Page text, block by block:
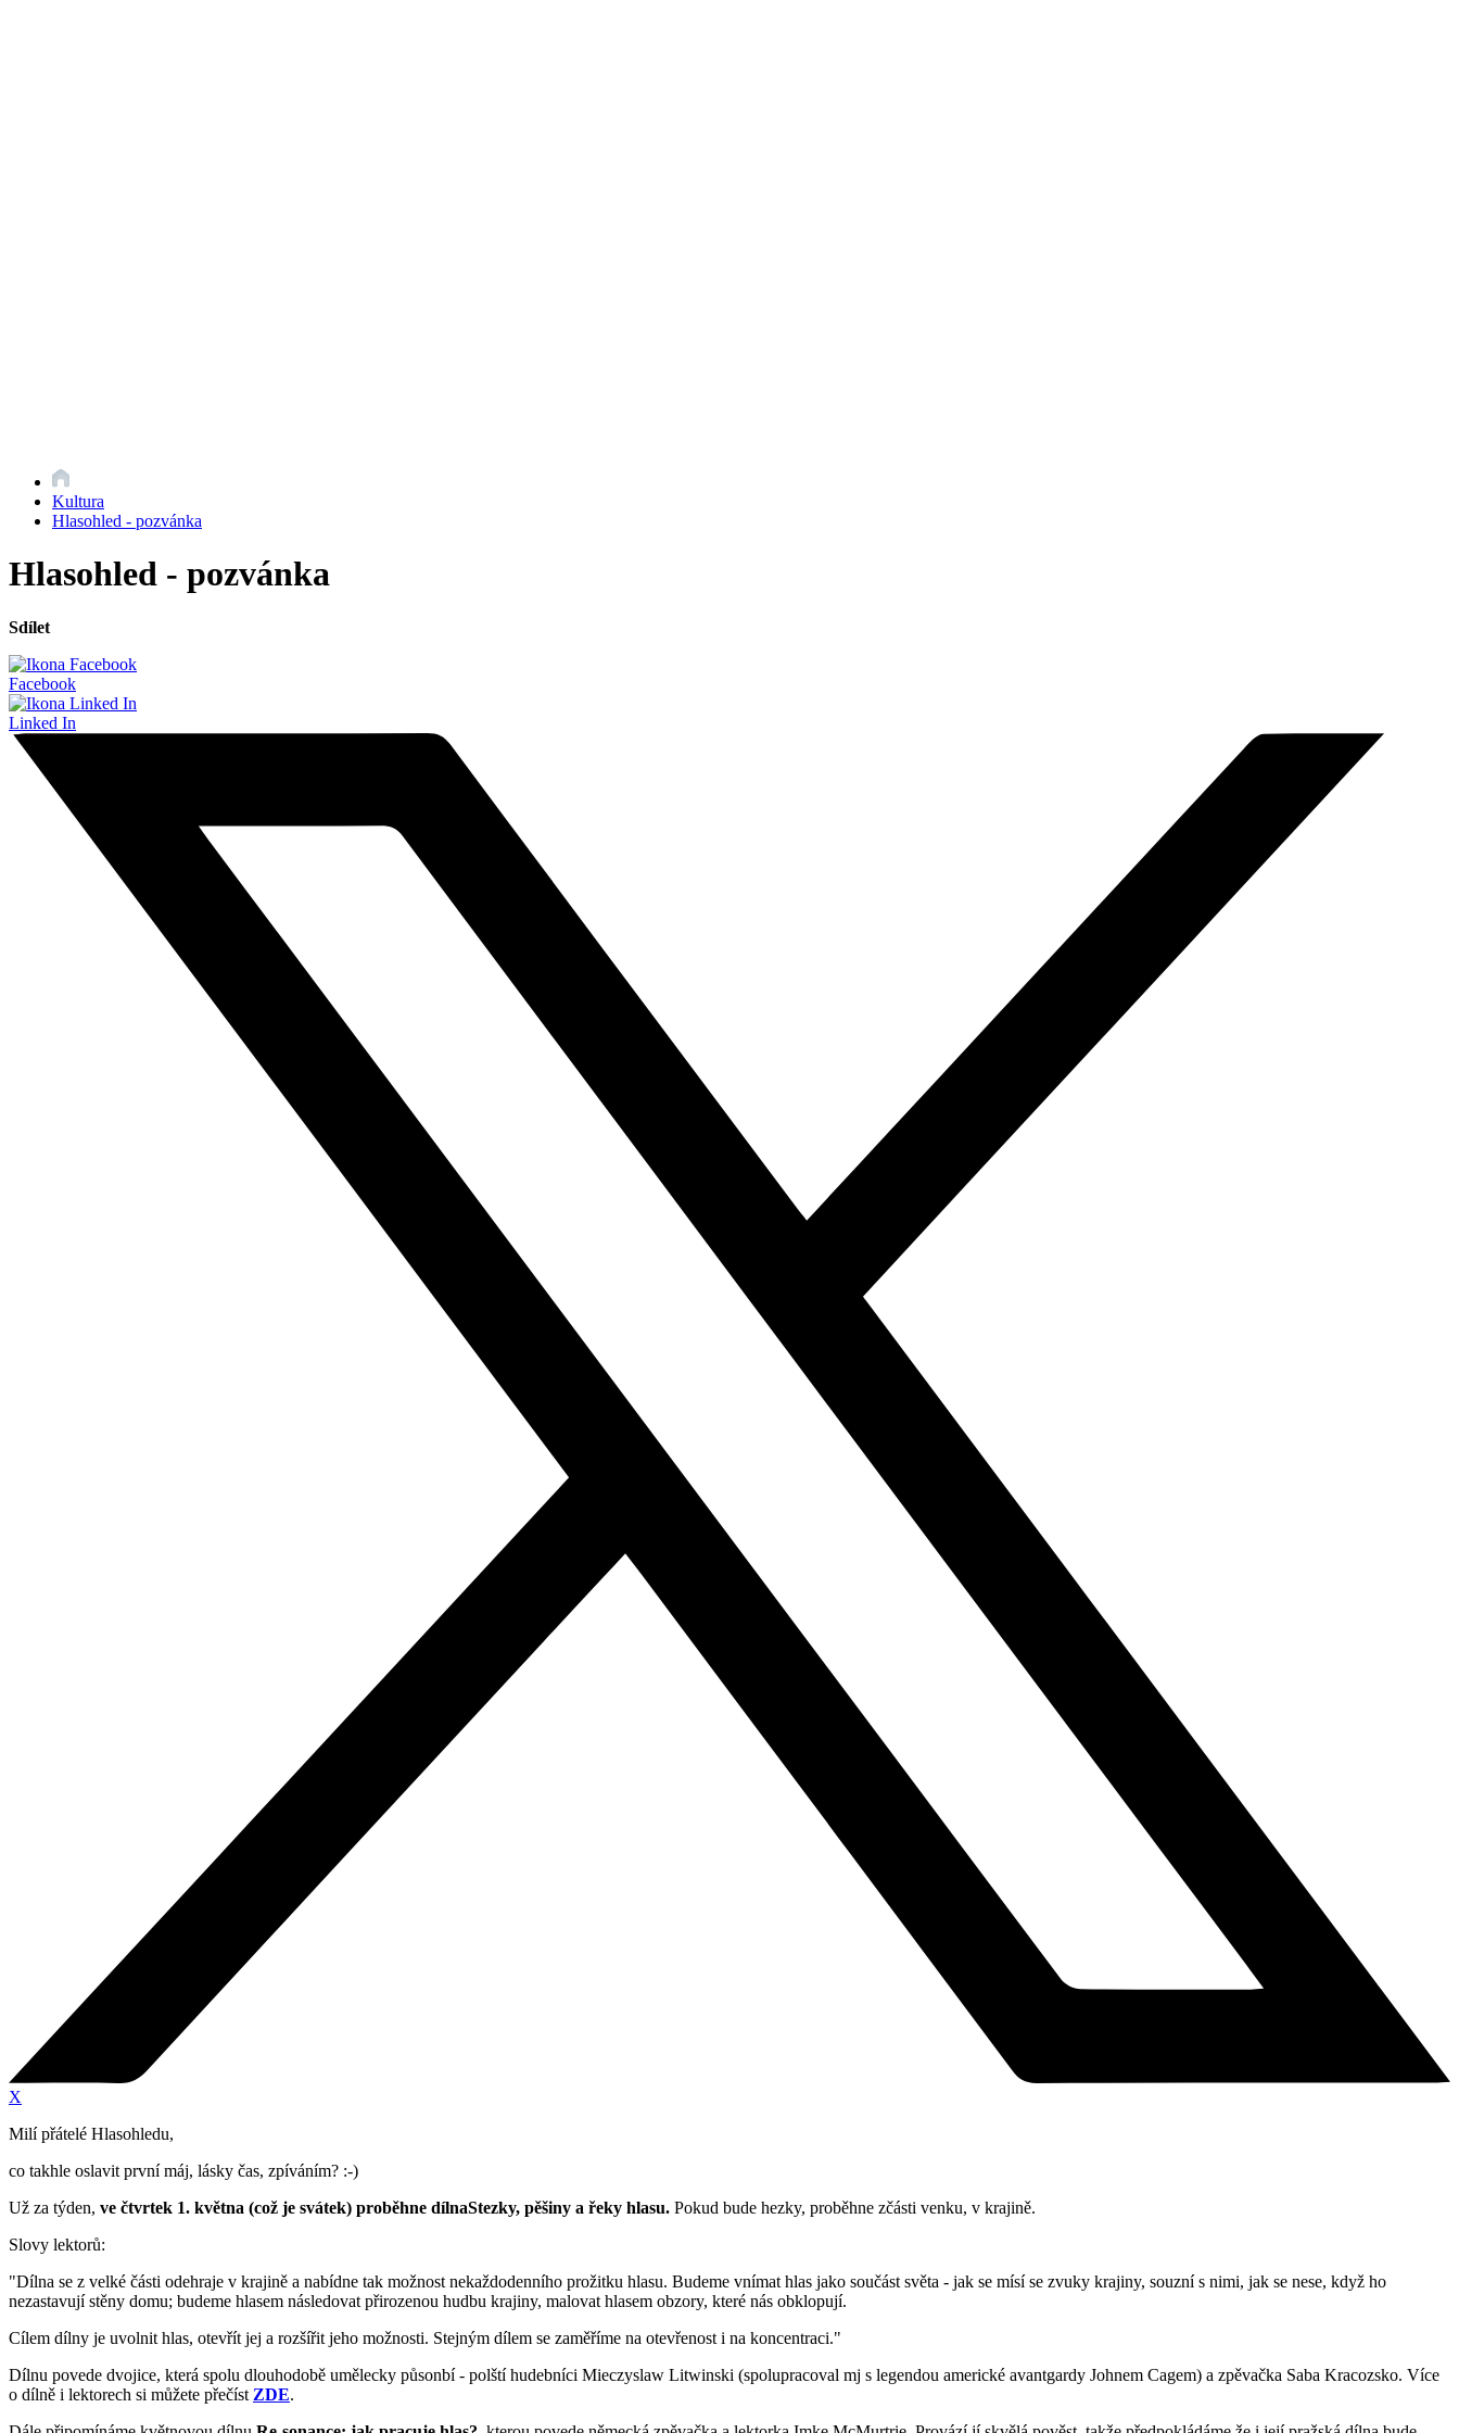
Kultura
Hlasohled - pozvánka
Hlasohled - pozvánka
Sdílet
Facebook
Linked In
X
Milí přátelé Hlasohledu,
co takhle oslavit první máj, lásky čas, zpíváním? :-)
Už za týden, ve čtvrtek 1. května (což je svátek) proběhne dílnaStezky, pěšiny a řeky hlasu. Pokud bude hezky, proběhne zčásti venku, v krajině.
Slovy lektorů:
"Dílna se z velké části odehraje v krajině a nabídne tak možnost nekaždodenního prožitku hlasu. Budeme vnímat hlas jako součást světa - jak se mísí se zvuky krajiny, souzní s nimi, jak se nese, když ho
nezastavují stěny domu; budeme hlasem následovat přirozenou hudbu krajiny, malovat hlasem obzory, které nás obklopují.
Cílem dílny je uvolnit hlas, otevřít jej a rozšířit jeho možnosti. Stejným dílem se zaměříme na otevřenost i na koncentraci."
Dílnu povede dvojice, která spolu dlouhodobě umělecky půsonbí - polští hudebníci Mieczyslaw Litwinski (spolupracoval mj s legendou americké avantgardy Johnem Cagem) a zpěvačka Saba Kracozsko. Více
o dílně i lektorech si můžete přečístZDE.